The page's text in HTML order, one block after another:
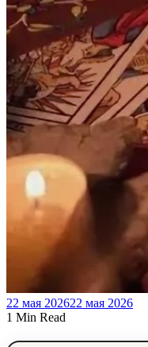
22 мая 202622 мая 2026
1 Min Read